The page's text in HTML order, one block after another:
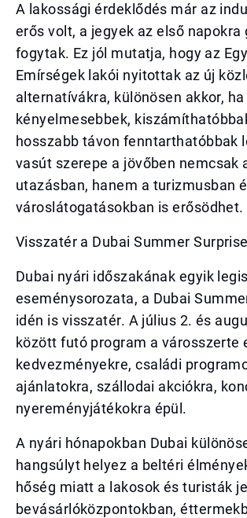
A lakossági érdeklődés már az
erős volt, a jegyek az első napokra
fogytak. Ez jól mutatja, hogy az
Emírségek lakói nyitottak az új
alternatívákra, különösen akkor,
kényelmesebbek,
hosszabb távon fenntarthatóbbak
vasút szerepe a jövőben nemcsak
utazásban, hanem a turizmusban
városlátogatásokban is erősödhet.
Visszatér a Dubai Summer
Dubai nyári időszakának egyik
eseménysorozata, a Dubai
idén is visszatér. A július 2. és
között futó program a városszerte
kedvezményekre, családi
ajánlatokra, szállodai akciókra,
nyereményjátékokra épül.
A nyári hónapokban Dubai
hangsúlyt helyez a beltéri
hőség miatt a lakosok és turisták
bevásárlóközpontokban,